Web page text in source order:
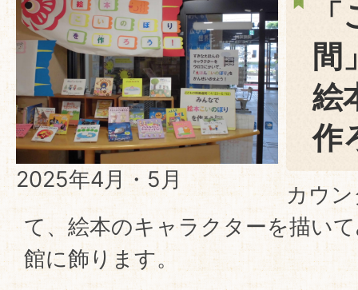
2025年4月・5月
絵
作
カウ
て、絵本のキャラクターを描い
館に飾ります。